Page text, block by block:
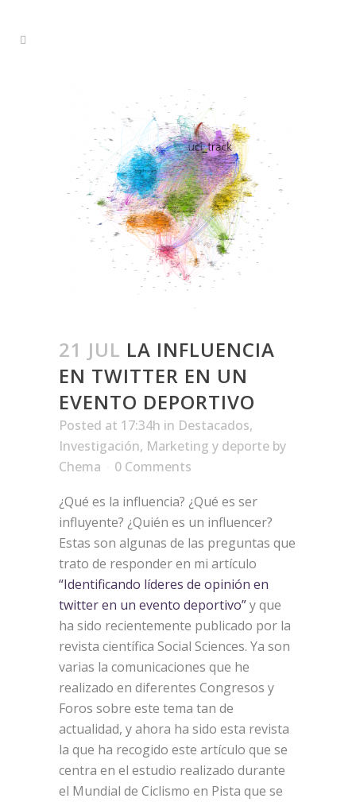
21 JUL LA INFLUENCIA
EN TWITTER EN UN
EVENTO DEPORTIVO
Posted at 17:34h in Destacados,
Investigación, Marketing y deporte by
Chema
0 Comments
¿Qué es la influencia? ¿Qué es ser
influyente? ¿Quién es un influencer?
Estas son algunas de las preguntas que
trato de responder en mi artículo
“Identificando líderes de opinión en
twitter en un evento deportivo”y que
ha sido recientemente publicado por la
revista científica Social Sciences. Ya son
varias la comunicaciones que he
realizado en diferentes Congresos y
Foros sobre este tema tan de
actualidad, y ahora ha sido esta revista
la que ha recogido este artículo que se
centra en el estudio realizado durante
el Mundial de Ciclismo en Pista que se